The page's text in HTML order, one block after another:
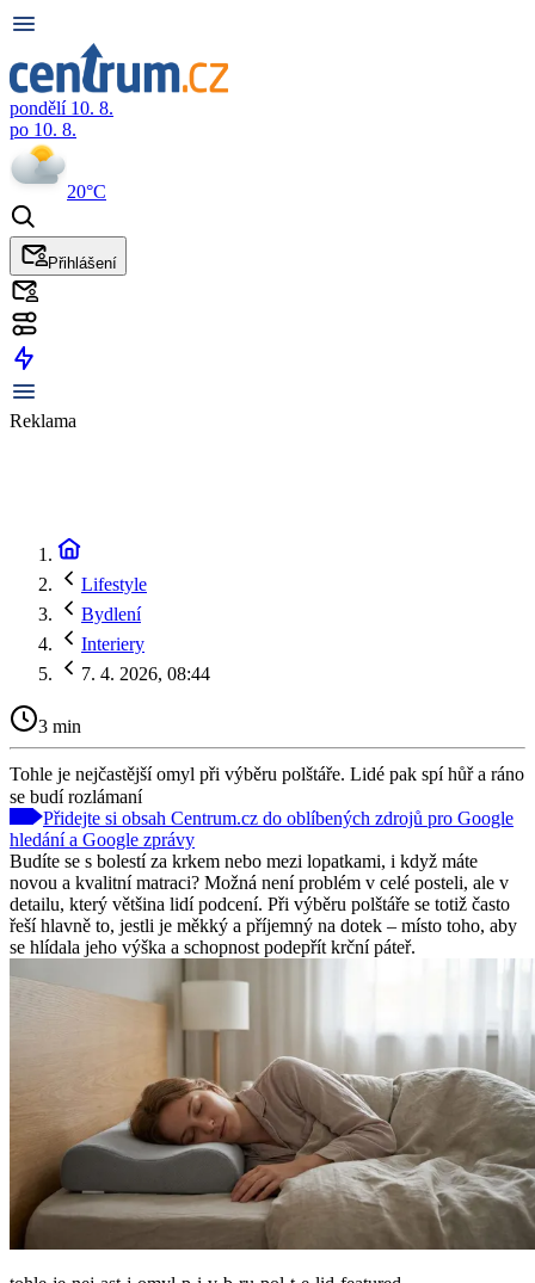
pondělí 10. 8.
po 10. 8.
20°C
Přihlášení
Reklama
Lifestyle
Bydlení
Interiery
7. 4. 2026, 08:44
3 min
Tohle je nejčastější omyl při výběru polštáře. Lidé pak spí hůř a ráno
se budí rozlámaní
Přidejte si obsah Centrum.cz do oblíbených zdrojů pro Google
hledání a Google zprávy
Budíte se s bolestí za krkem nebo mezi lopatkami, i když máte
novou a kvalitní matraci? Možná není problém v celé posteli, ale v
detailu, který většina lidí podcení. Při výběru polštáře se totiž často
řeší hlavně to, jestli je měkký a příjemný na dotek – místo toho, aby
se hlídala jeho výška a schopnost podepřít krční páteř.